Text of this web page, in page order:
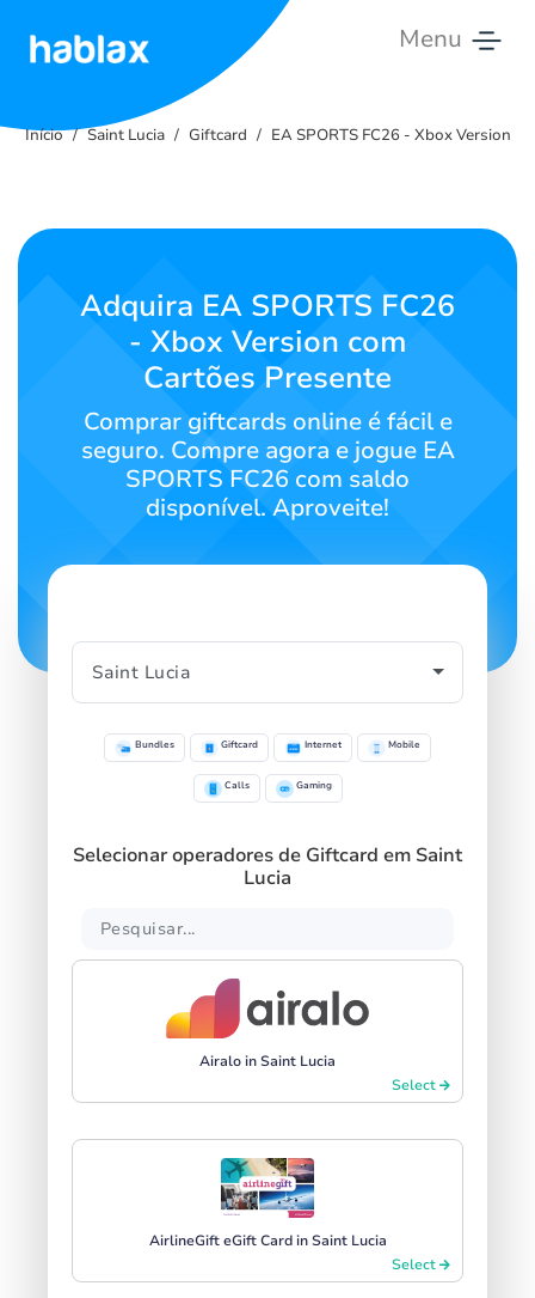
Menu
Tarifas
Contate-
SIGN UP
Início Saint Lucia Giftcard EA SPORTS FC26 - Xbox Version
Adquira EA SPORTS FC26
- Xbox Version com
Cartões Presente
Comprar giftcards online é fácil e
seguro. Compre agora e jogue EA
SPORTS FC26 com saldo
disponível. Aproveite!
Bundles Giftcard Internet Mobile
Calls Gaming
Selecionar operadores de Giftcard em Saint
Lucia
Airalo in Saint Lucia
Select
AirlineGift eGift Card in Saint Lucia
Select